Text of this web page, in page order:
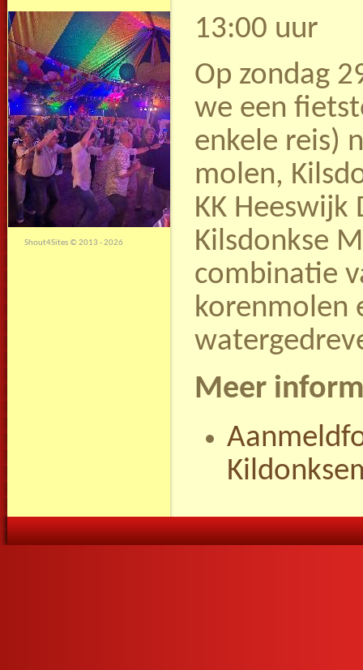
Shout4Sites ©2013 - 2026
13:00 uur
Op zondag
we een
enkele reis)
molen,
KK Heeswijk
Kilsdonkse
combinatie
korenmolen
Meer